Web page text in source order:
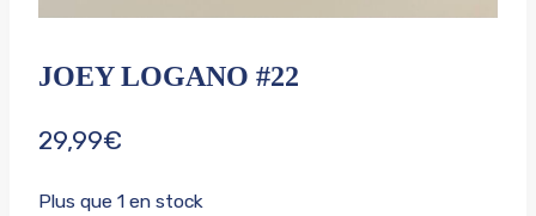
JOEY LOGANO #22
29,99€
Plus que 1 en stock